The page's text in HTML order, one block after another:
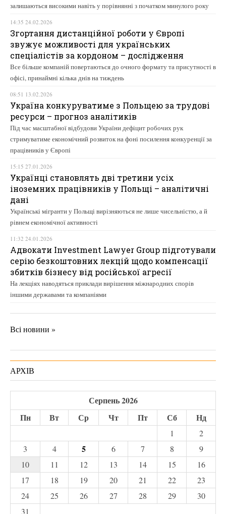
залишаються високими навіть у порівнянні з початком минулого року
14:35 24.02.2026
Згортання дистанційної роботи у Європі
звужує можливості для українських
спеціалістів за кордоном – дослідження
Все більше компаній повертаються до очного формату та присутності в
офісі, принаймні кілька днів на тиждень
08:51 13.02.2026
Україна конкуруватиме з Польщею за трудові
ресурси – прогноз аналітиків
Під час масштабної відбудови України дефіцит робочих рук
стримуватиме економічний розвиток на фоні посилення конкуренції за
працівників у Європі
15:15 27.01.2026
Українці становлять дві третини усіх
іноземних працівників у Польщі – аналітичні
дані
Українські мігранти у Польщі вирізняються не лише чисельністю, а й
рівнем економічної активності
11:32 24.01.2026
Адвокати Investment Lawyer Group підготували
серію безкоштовних лекцій щодо компенсації
збитків бізнесу від російської агресії
На лекціях наводяться приклади вирішення міжнародних спорів
іншими державами та компаніями
Всі новини »
АРХІВ
Серпень 2026
Пн
Вт Ср Чт Пт Сб Нд
1
2
3
4 5 6 7 8
9
10
11 12 13 14 15
16
17
18 19 20 21 22
23
24
25 26 27 28 29
30
31